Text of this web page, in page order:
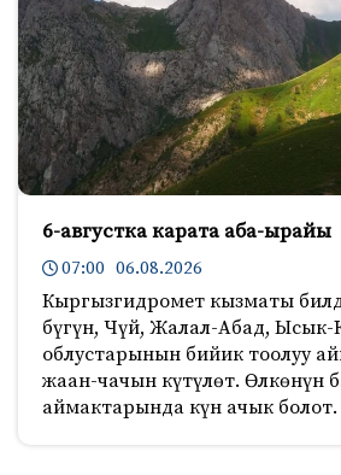
6-августка карата аба-ырайы
07:00 06.08.2026
Кыргызгидромет кызматы
бүгүн, Чүй, Жалал-Абад,
облустарынын бийик тоолуу
жаан-чачын күтүлөт. Өлкөнүн
аймактарында күн ачык болот.